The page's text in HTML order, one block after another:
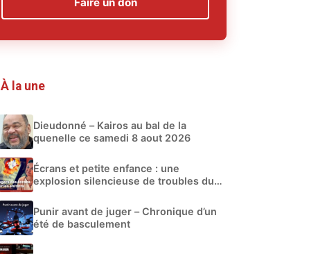
Faire un don
À la une
Dieudonné – Kairos au bal de la
quenelle ce samedi 8 aout 2026
Écrans et petite enfance : une
explosion silencieuse de troubles du
Punir avant de juger – Chronique d’un
été de basculement